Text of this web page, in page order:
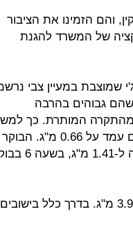
תקין, והם הזמינו את הציבור
של המשרד להגנת
שמוצבת במעיין צבי
שהם גבוהים בהרבה
מהתקרה המותרת. כך
אתמול ערך הבנזן היומי לפני הליך הנישוב שמפזר רעלים עמד על 0.66 מ"ג. הבוקר
בשעה 4 נמדד ערך 1.34 מ"ג. בשעה 5 בבוקר הערך
התקרה של בנזן המותרת לפי חוק אוויר נקי עומדת על 3.91 מ"ג. בדרך כלל בישובים